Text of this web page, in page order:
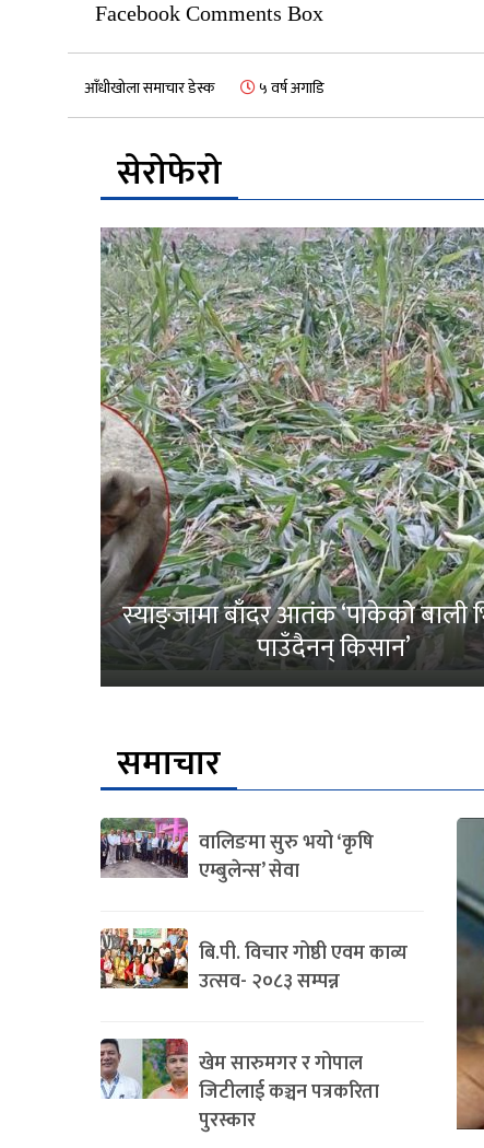
Facebook Comments Box
आँधीखोला समाचार डेस्क ५ वर्ष अगाडि
सेरोफेरो
स्याङ्जामा बाँदर आतंक ‘पाकेको बाली
पाउँदैनन् किसान’
समाचार
वालिङमा सुरु भयो ‘कृषि
एम्बुलेन्स’ सेवा
बि.पी. विचार गोष्ठी एवम काव्य
उत्सव- २०८३ सम्पन्न
खेम सारुमगर र गोपाल
जिटीलाई कञ्चन पत्रकरिता
पुरस्कार